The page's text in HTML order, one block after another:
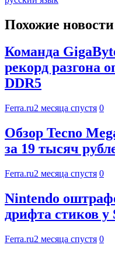
Похожие новости
Команда
рекорд разгона
DDR5
Ferra.ru2 месяца спустя 0
Обзор Tecno
за 19 тысяч
Ferra.ru2 месяца спустя 0
Nintendo
дрифта стиков у
Ferra.ru2 месяца спустя 0